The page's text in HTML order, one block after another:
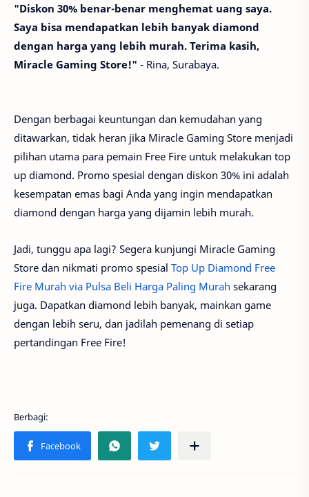
"Diskon 30% benar-benar menghemat uang saya.
Saya bisa mendapatkan lebih banyak diamond
dengan harga yang lebih murah. Terima kasih,
Miracle Gaming Store!" - Rina, Surabaya.
Dengan berbagai keuntungan dan kemudahan yang
ditawarkan, tidak heran jika Miracle Gaming Store menjadi
pilihan utama para pemain Free Fire untuk melakukan top
up diamond. Promo spesial dengan diskon 30% ini adalah
kesempatan emas bagi Anda yang ingin mendapatkan
diamond dengan harga yang dijamin lebih murah.
Jadi, tunggu apa lagi? Segera kunjungi Miracle Gaming
Store dan nikmati promo spesial Top Up Diamond Free
Fire Murah via Pulsa Beli Harga Paling Murah sekarang
juga. Dapatkan diamond lebih banyak, mainkan game
dengan lebih seru, dan jadilah pemenang di setiap
pertandingan Free Fire!